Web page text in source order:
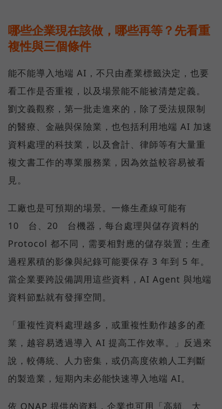
哪些企業現在該做，哪些再等？先看重
複性與三個條件
能不能導入地端 AI，不只由產業標籤決定，也要
看工作是否重複，以及場景能不能被清楚定義。
劉文義觀察，第一批走進來的，除了受法規限制
的醫療、金融與保險業，也包括利用地端 AI 加速
資料處理的科技業，以及會計、律師等有大量重
複文書工作的專業服務業，因為效益較容易被看
見。
工廠也是可預期的場景。一條生產線可能有
10 台、20 台機器，每台處理與儲存資料的
Protocol 都不同，需要相對應的儲存裝置；生產
過程累積的影像與紀錄可能要保存 3 年到 5 年。
當企業要跨設備調用這些資料，AI Agent 與地端
資料節點就有發揮空間。
「重複性資料處理越多，或重複性動作越多的產
業，越容易透過導入 AI 提高工作效率。」反過來
說，較傳統、人力密集，或仍高度依賴人工判斷
的製造業，短期內未必能快速導入地端 AI。
依 QNAP 提供的資料，企業也可用「高頻、大